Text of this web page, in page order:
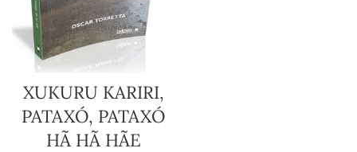
XUKURU KARIRI,
PATAXÓ, PATAXÓ
HÃ HÃ HÃE